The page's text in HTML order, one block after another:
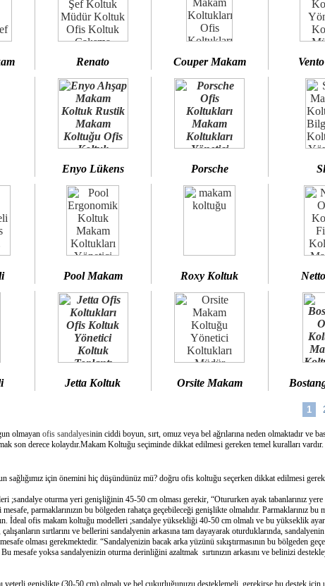
Renato Couper Makam
Enyo Lükens Porsche
Pool Makam Roxy Koltuk
Jetta Koltuk Orsite Makam
1
olmayan ofis sandalyesinin ciddi boyun, sırt, omuz veya bel ağrılarına neden olmaktadır ve
son derece kolaydır.Makam Koltuğu seçiminde dikkat edilmesi gereken temel kuralları vardır.
sağlığımız için önemini hiç düşündünüz mü? doğru ofis koltuğu seçerken dikkat edilmesi
;sandalye oturma yeri genişliğinin 45-50 cm olması gerekir, “Otururken ayak tabanlarınız yere
parmaklarınızın bu bölgeden rahatça geçebileceği genişlikte olmalıdır. Parmaklarınız bu
İdeal ofis makam koltuğu modelleri ;sandalye yüksekliği 40-50 cm olmalı ve bu yükseklik
sırtlarını ve bellerini sandalyenin arkasına tam dayayarak oturduklarında,
olması gerekmektedir. “Sandalyenizin bacak arka yüzünü sıkıştırmasının bu bölgeden
mesafe yoksa sandalyenizin oturma derinliğini azaltmak sırtınızın arkasını ve belinizi
yeterli genişlikte (30-50 cm) olmalı ve bel çukurluğunuzu desteklemeli, gerekirse bu destek için